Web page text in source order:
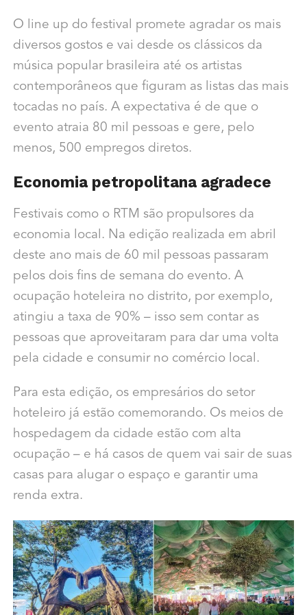
O line up do festival promete agradar os mais
diversos gostos e vai desde os clássicos da
música popular brasileira até os artistas
contemporâneos que figuram as listas das mais
tocadas no país. A expectativa é de que o
evento atraia 80 mil pessoas e gere, pelo
menos, 500 empregos diretos.
Economia petropolitana agradece
Festivais como o RTM são propulsores da
economia local. Na edição realizada em abril
deste ano mais de 60 mil pessoas passaram
pelos dois fins de semana do evento. A
ocupação hoteleira no distrito, por exemplo,
atingiu a taxa de 90% – isso sem contar as
pessoas que aproveitaram para dar uma volta
pela cidade e consumir no comércio local.
Para esta edição, os empresários do setor
hoteleiro já estão comemorando. Os meios de
hospedagem da cidade estão com alta
ocupação – e há casos de quem vai sair de suas
casas para alugar o espaço e garantir uma
renda extra.